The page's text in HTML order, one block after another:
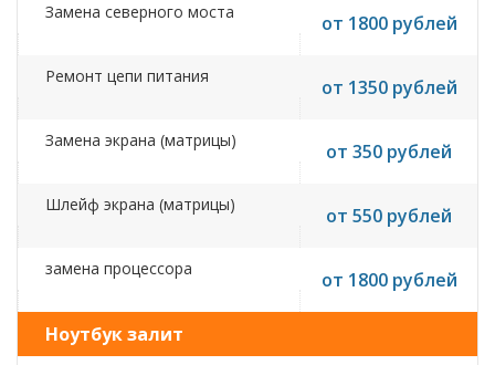
Замена северного моста от 1800 рублей
Ремонт цепи питания от 1350 рублей
Замена экрана (матрицы) от 350 рублей
Шлейф экрана (матрицы) от 550 рублей
замена процессора от 1800 рублей
Ноутбук залит